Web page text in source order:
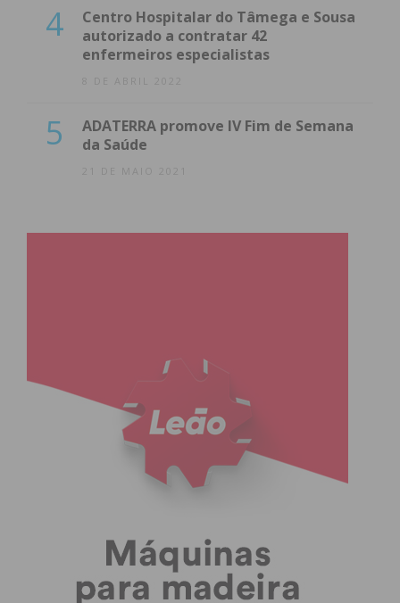
4
Centro Hospitalar do Tâmega e Sousa
autorizado a contratar 42
enfermeiros especialistas
8 DE ABRIL 2022
5
ADATERRA promove IV Fim de Semana
da Saúde
21 DE MAIO 2021